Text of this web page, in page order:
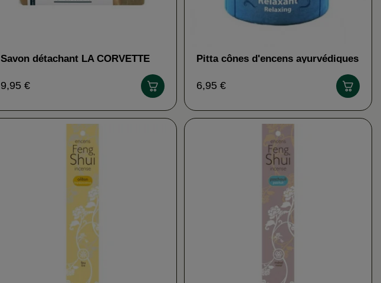
Savon détachant LA CORVETTE
9,95 €
Pitta cônes d'encens ayurvédiques
6,95 €